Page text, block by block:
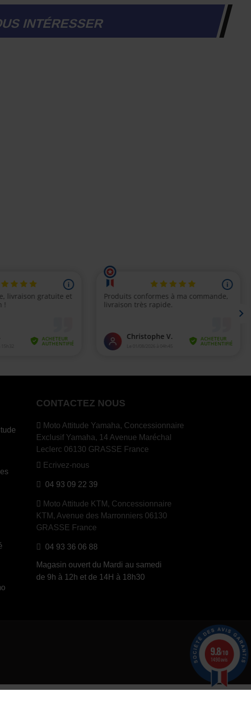
INTÉRESSER
CONTACTEZ NOUS
Moto Attitude Yamaha, Concessionnaire
Exclusif Yamaha, 14 Avenue Maréchal
Leclerc 06130 GRASSE France
Ecrivez-nous
04 93 09 22 39
Moto Attitude KTM, Concessionnaire
KTM, Avenue des Marronniers 06130
GRASSE France
04 93 36 06 88
Magasin ouvert du Mardi au samedi
de 9h à 12h et de 14H à 18h30
9.8/10
1490 avis